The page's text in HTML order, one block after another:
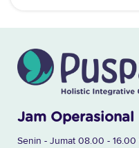
Jam Operasional
Senin - Jumat 08.00 - 16.00